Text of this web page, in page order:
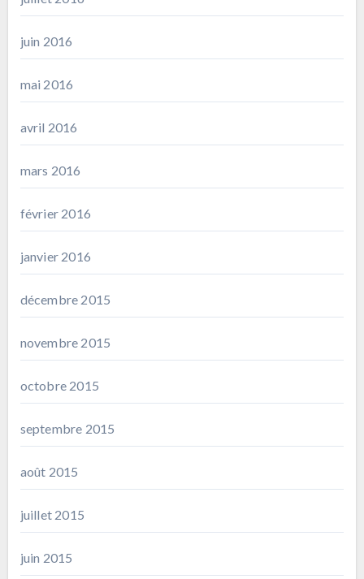
juin 2016
mai 2016
avril 2016
mars 2016
février 2016
janvier 2016
décembre 2015
novembre 2015
octobre 2015
septembre 2015
août 2015
juillet 2015
juin 2015